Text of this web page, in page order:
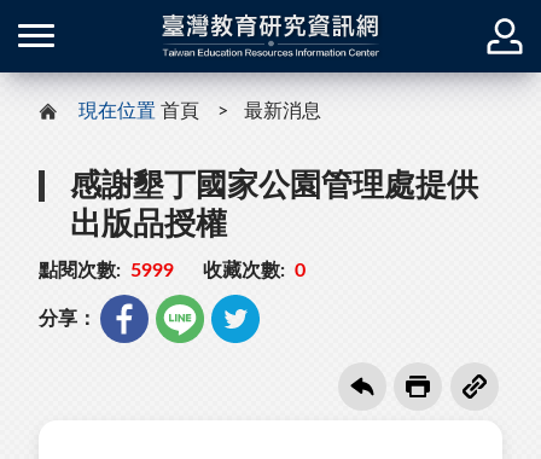
現在位置 首頁 最新消息
感謝墾丁國家公園管理處提供
出版品授權
點閱次數: 5999 收藏次數: 0
分享：